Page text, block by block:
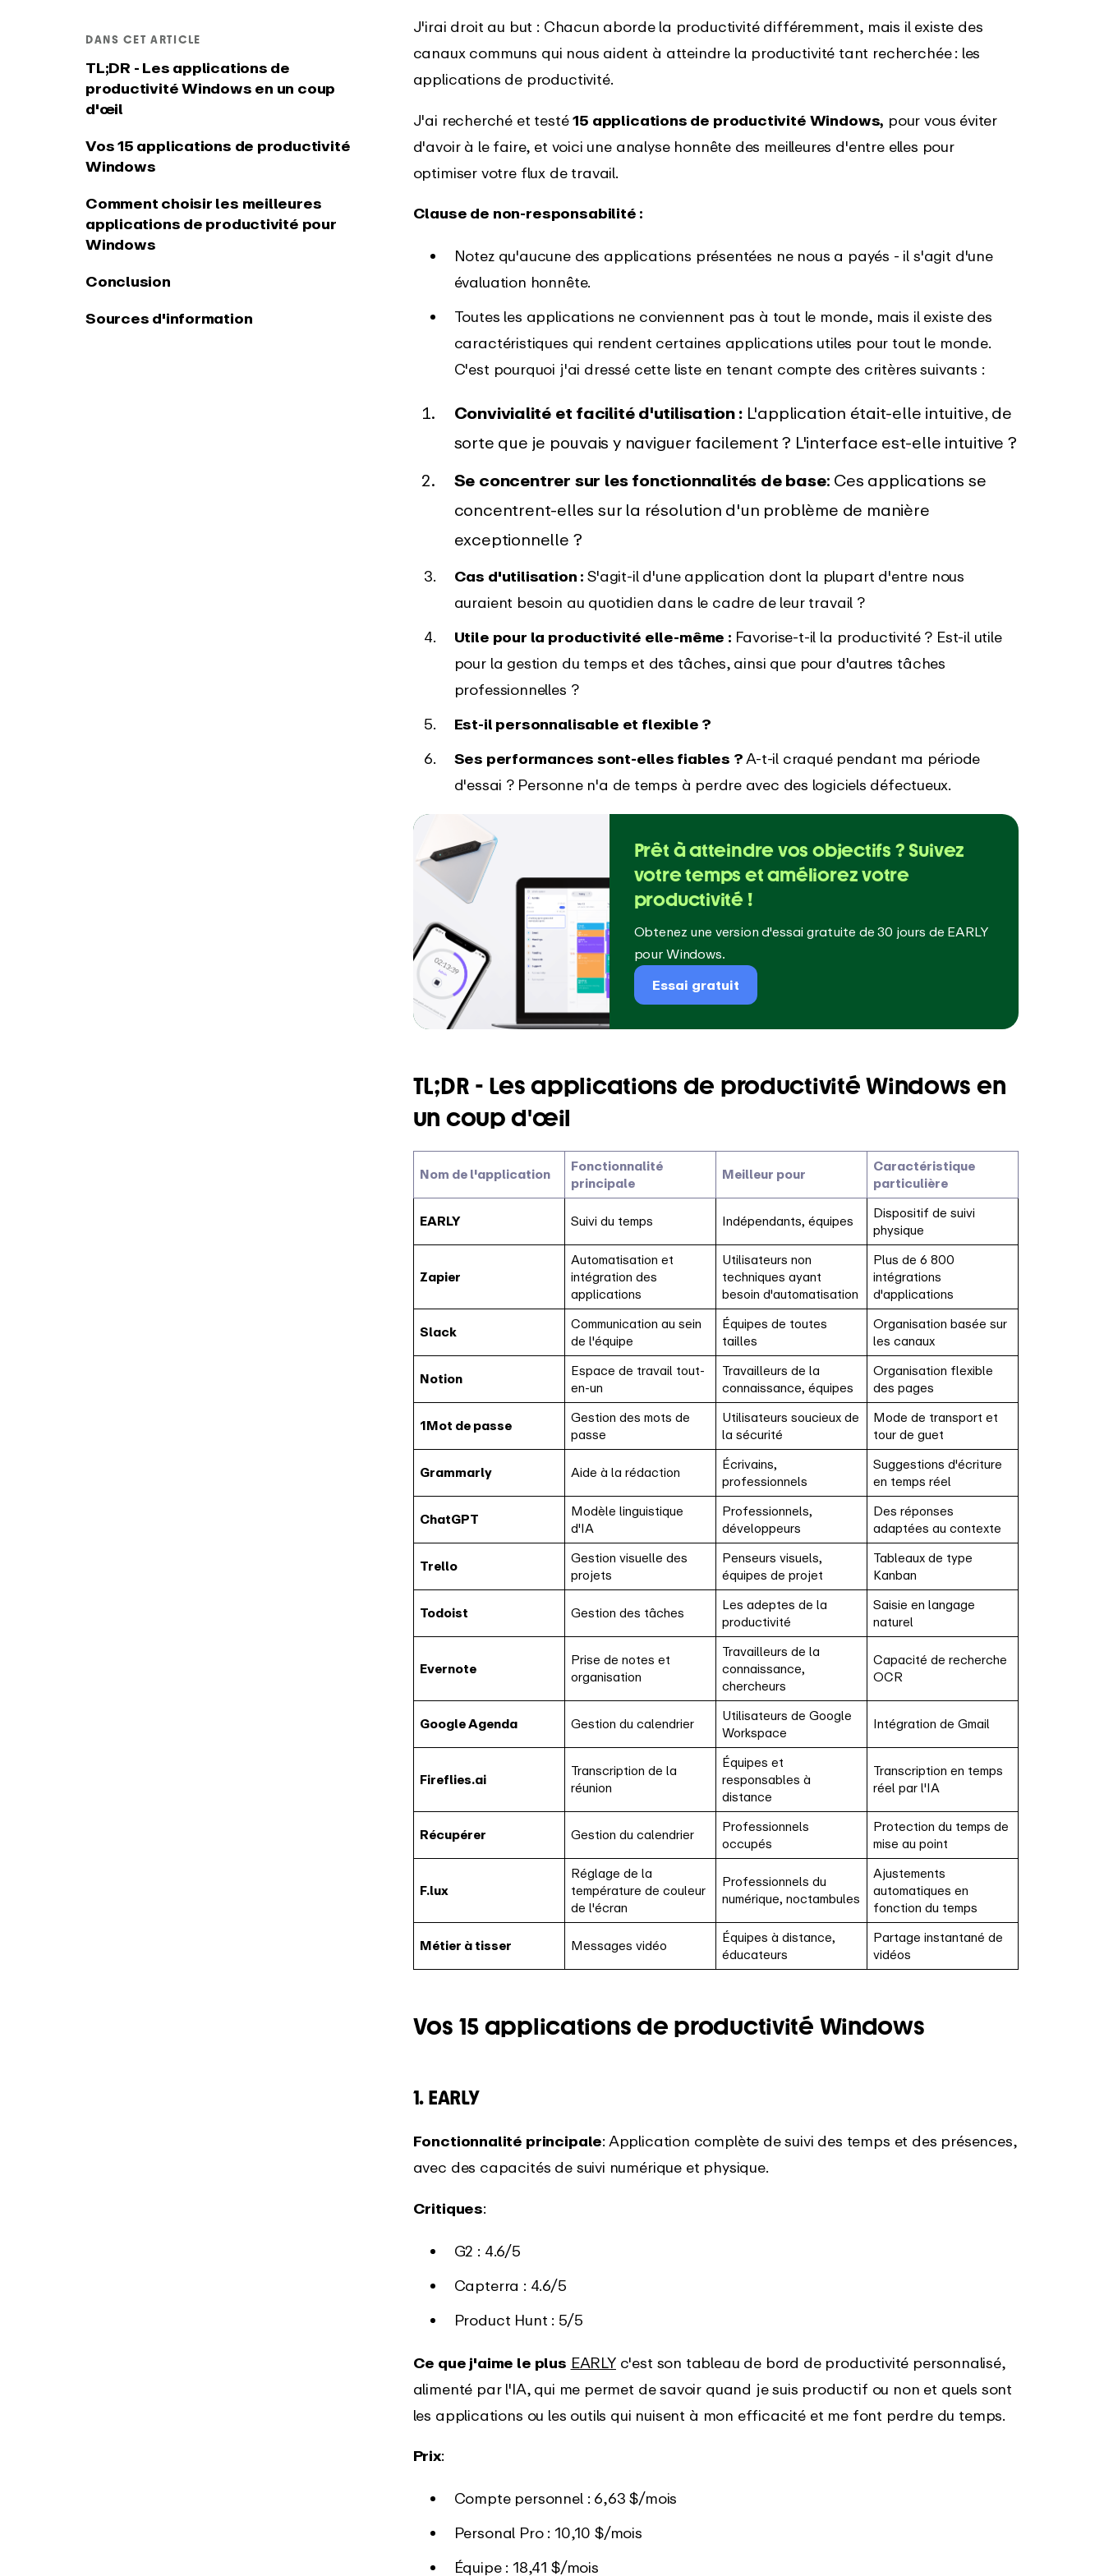
Intégrations et API
Connectez EARLY à vos outils
préférés
Voir les nouveautés de
applications mobiles
DANS CET ARTICLE
TL;DR - Les applications de
productivité Windows en un coup
d'œil
Vos 15 applications de productivité
Windows
Comment choisir les meilleures
applications de productivité pour
Windows
Conclusion
Sources d'information
J'irai droit au but : Chacun aborde la productivité différemment, mais il existe des
canaux communs qui nous aident à atteindre la productivité tant recherchée : les
applications de productivité.
J'ai recherché et testé15 applications de productivité Windows, pour vous éviter
d'avoir à le faire, et voici une analyse honnête des meilleures d'entre elles pour
optimiser votre flux de travail.
Clause de non-responsabilité :
Notez qu'aucune des applications présentées ne nous a payés - il s'agit d'une
évaluation honnête.
Toutes les applications ne conviennent pas à tout le monde, mais il existe des
caractéristiques qui rendent certaines applications utiles pour tout le monde.
C'est pourquoi j'ai dressé cette liste en tenant compte des critères suivants :
Convivialité et facilité d'utilisation : L'application était-elle intuitive, de
sorte que je pouvais y naviguer facilement ? L'interface est-elle intuitive ?
Se concentrer sur les fonctionnalités de base: Ces applications se
concentrent-elles sur la résolution d'un problème de manière
exceptionnelle ?
Cas d'utilisation :S'agit-il d'une application dont la plupart d'entre nous
auraient besoin au quotidien dans le cadre de leur travail ?
Utile pour la productivité elle-même : Favorise-t-il la productivité ? Est-il utile
pour la gestion du temps et des tâches, ainsi que pour d'autres tâches
professionnelles ?
Est-il personnalisable et flexible ?
Ses performances sont-elles fiables ? A-t-il craqué pendant ma période
d'essai ? Personne n'a de temps à perdre avec des logiciels défectueux.
Prêt à atteindre vos objectifs ? Suivez
votre temps et améliorez votre
productivité !
Obtenez une version d'essai gratuite de 30 jours de EARLY
pour Windows.
Essai gratuit
TL;DR - Les applications de productivité Windows en
un coup d'œil
Nom de l'application
Fonctionnalité
principale
Meilleur pour
Caractéristique
particulière
EARLY Suivi du temps Indépendants, équipes
Dispositif de suivi
physique
Zapier
Automatisation et
intégration des
applications
Utilisateurs non
techniques ayant
besoin d'automatisation
Plus de 6 800
intégrations
d'applications
Slack
Communication au sein
de l'équipe
Équipes de toutes
tailles
Organisation basée sur
les canaux
Notion
Espace de travail tout-
en-un
Travailleurs de la
connaissance, équipes
Organisation flexible
des pages
1Mot de passe
Gestion des mots de
passe
Utilisateurs soucieux de
la sécurité
Mode de transport et
tour de guet
Grammarly Aide à la rédaction
Écrivains,
professionnels
Suggestions d'écriture
en temps réel
ChatGPT
Modèle linguistique
d'IA
Professionnels,
développeurs
Des réponses
adaptées au contexte
Trello
Gestion visuelle des
projets
Penseurs visuels,
équipes de projet
Tableaux de type
Kanban
Todoist Gestion des tâches
Les adeptes de la
productivité
Saisie en langage
naturel
Evernote
Prise de notes et
organisation
Travailleurs de la
connaissance,
chercheurs
Capacité de recherche
OCR
Google Agenda Gestion du calendrier
Utilisateurs de Google
Workspace
Intégration de Gmail
Fireflies.ai
Transcription de la
réunion
Équipes et
responsables à
distance
Transcription en temps
réel par l'IA
Récupérer Gestion du calendrier
Professionnels
occupés
Protection du temps de
mise au point
F.lux
Réglage de la
température de couleur
de l'écran
Professionnels du
numérique, noctambules
Ajustements
automatiques en
fonction du temps
Métier à tisser Messages vidéo
Équipes à distance,
éducateurs
Partage instantané de
vidéos
Vos 15 applications de productivité Windows
1. EARLY
Fonctionnalité principale: Application complète de suivi des temps et des présences,
avec des capacités de suivi numérique et physique.
Critiques:
G2 : 4.6/5
Capterra : 4.6/5
Product Hunt : 5/5
Ce que j'aime le plus EARLYc'est son tableau de bord de productivité personnalisé,
alimenté par l'IA, qui me permet de savoir quand je suis productif ou non et quels sont
les applications ou les outils qui nuisent à mon efficacité et me font perdre du temps.
Prix:
Compte personnel : 6,63 $/mois
Personal Pro : 10,10 $/mois
Équipe : 18,41 $/mois